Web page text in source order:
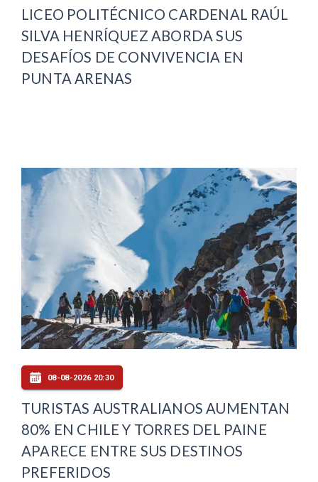
LICEO POLITÉCNICO CARDENAL RAÚL
SILVA HENRÍQUEZ ABORDA SUS
DESAFÍOS DE CONVIVENCIA EN
PUNTA ARENAS
08-08-2026 20:30
TURISTAS AUSTRALIANOS AUMENTAN
80% EN CHILE Y TORRES DEL PAINE
APARECE ENTRE SUS DESTINOS
PREFERIDOS